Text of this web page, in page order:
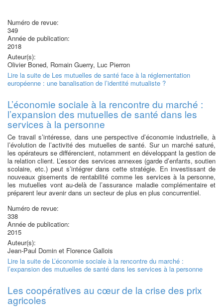
Numéro de revue:
349
Année de publication:
2018
Auteur(s):
Olivier Boned, Romain Guerry, Luc Pierron
Lire la suite de Les mutuelles de santé face à la réglementation
européenne : une banalisation de l’identité mutualiste ?
L’économie sociale à la rencontre du marché :
l’expansion des mutuelles de santé dans les
services à la personne
Ce travail s’intéresse, dans une perspective d’économie industrielle, à
l’évolution de l’activité des mutuelles de santé. Sur un marché saturé,
les opérateurs se différencient, notamment en développant la gestion de
la relation client. L’essor des services annexes (garde d’enfants, soutien
scolaire, etc.) peut s’intégrer dans cette stratégie. En investissant de
nouveaux gisements de rentabilité comme les services à la personne,
les mutuelles vont au-delà de l’assurance maladie complémentaire et
préparent leur avenir dans un secteur de plus en plus concurrentiel.
Numéro de revue:
338
Année de publication:
2015
Auteur(s):
Jean-Paul Domin et Florence Gallois
Lire la suite de L’économie sociale à la rencontre du marché :
l’expansion des mutuelles de santé dans les services à la personne
Les coopératives au cœur de la crise des prix
agricoles